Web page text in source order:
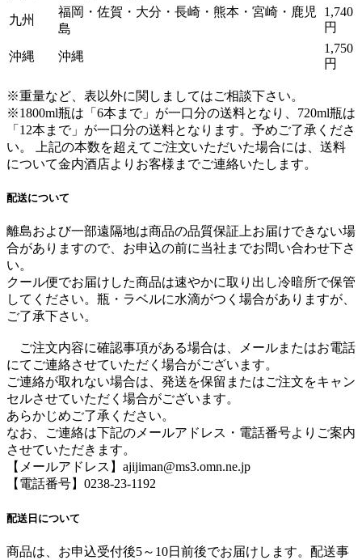
九州
福岡・佐賀・大分・長崎・熊本・宮崎・鹿児
島
1,740
円
沖縄 沖縄
1,750
円
※重量など、表以外に関しましてはご相談下さい。
※1800ml瓶は「6本まで」が一口分の送料となり、720ml瓶は
「12本まで」が一口分の送料となります。 予めご了承くださ
い。 上記の本数を超えてご注文いただいた場合には、送料
について金内酒店よりお客様までご連絡いたします。
配送について
離島および一部遠隔地は商品の品質保証上お届けできない場
合がありますので、お申込の前に当社までお問い合わせ下さ
い。
クール便でお届けした商品は速やかに取り出し冷暗所で保管
してください。瓶・ラベルに水滴がつく場合がありますが、
ご了承下さい。
ご注文内容に確認事項がある場合は、メールまたはお電話
にてご連絡させていただく場合がございます。
ご連絡が取れない場合は、発送を保留またはご注文をキャン
セルさせていただく場合がございます。
あらかじめご了承ください。
なお、ご連絡は下記のメールアドレス・電話番号よりご案内
させていただきます。
【メールアドレス】ajijiman@ms3.omn.ne.jp
【電話番号】0238-23-1192
配送日について
商品は、お申込受付後5～10日前後でお届けします。配送事